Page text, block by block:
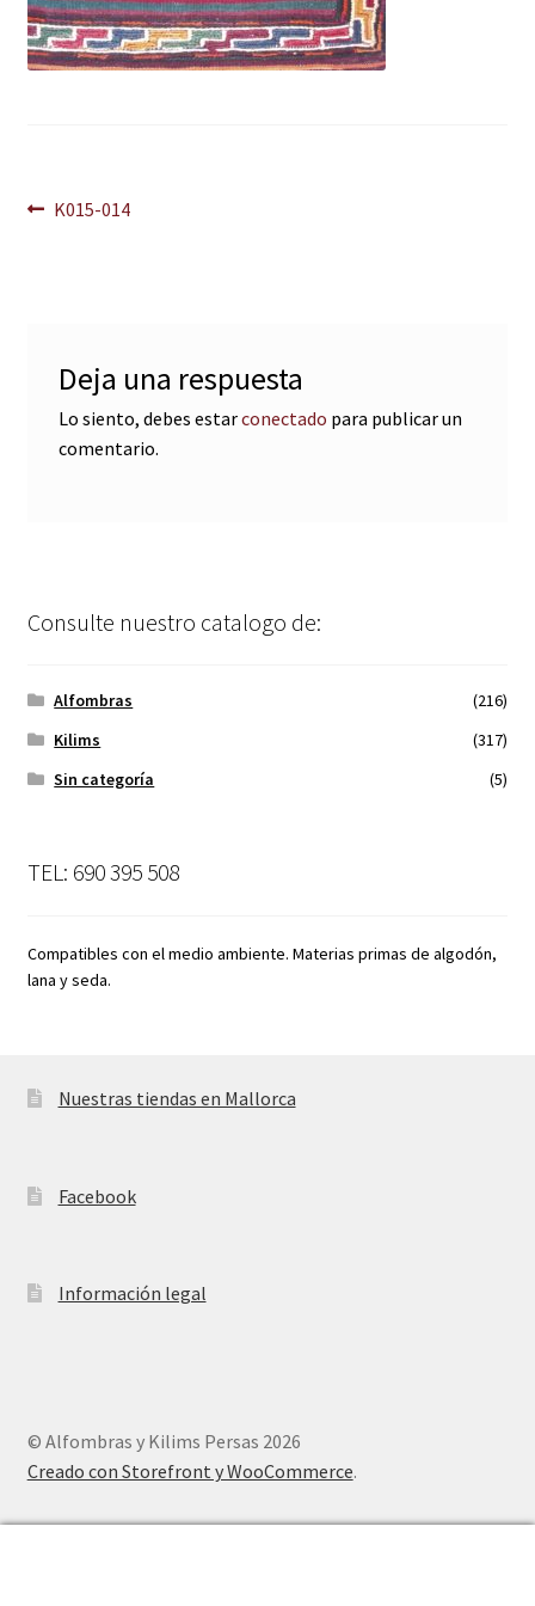
Navegación
Anterior:
K015-014
Deja una respuesta
Lo siento, debes estarconectado para publicar un
comentario.
Consulte nuestro catalogo de:
Alfombras
(216)
Kilims
(317)
Sin categoría
(5)
TEL: 690 395 508
Compatibles con el medio ambiente. Materias primas de algodón,
lana y seda.
Nuestras tiendas en Mallorca
Facebook
Información legal
© Alfombras y Kilims Persas 2026
Creado con Storefront y WooCommerce.